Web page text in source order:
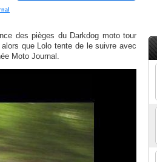
des pièges du Darkdog moto tour
que Lolo tente de le suivre avec
Moto Journal.